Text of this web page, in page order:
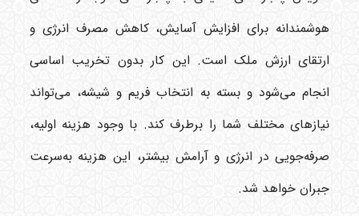
هوشمندانه برای افزایش آسایش، کاهش مصرف انرژی و
ارتقای ارزش ملک است. این کار بدون تخریب اساسی
انجام می‌شود و بسته به انتخاب فریم و شیشه، می‌تواند
نیازهای مختلف شما را برطرف کند. با وجود هزینه اولیه،
صرفه‌جویی در انرژی و آرامش بیشتر، این هزینه به‌سرعت
جبران خواهد شد.